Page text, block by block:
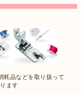
品などを取り扱って
ます